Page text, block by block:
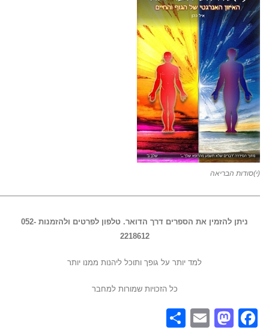
(י)סודות הבריאה
ניתן להזמין את הספרים דרך הדואר. טלפון
לפרטים ולהזמנות 052-
2218612
למד יותר על גופך ותוכל ליהנות ממנו יותר
כל הזכויות שמורות למחבר
Facebook
Mastodon
Email